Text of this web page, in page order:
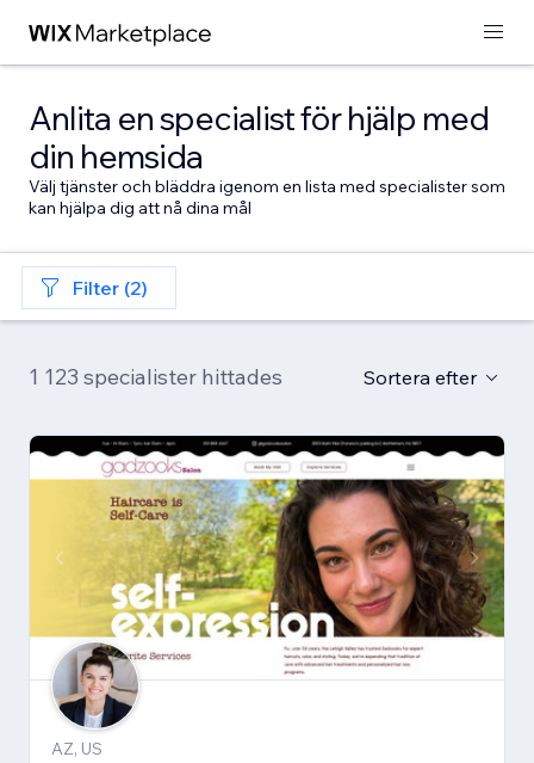
Anlita en specialist för hjälp med
din hemsida
Välj tjänster och bläddra igenom en lista med specialister som
kan hjälpa dig att nå dina mål
Filter (2)
1 123 specialister hittades Sortera efter
AZ, US